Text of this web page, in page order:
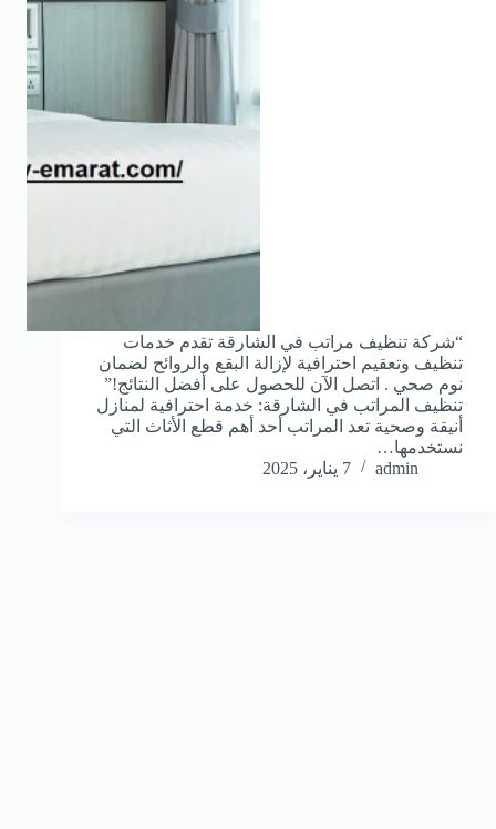
“شركة تنظيف مراتب في الشارقة تقدم خدمات
تنظيف وتعقيم احترافية لإزالة البقع والروائح لضمان
نوم صحي . اتصل الآن للحصول على أفضل النتائج!”
تنظيف المراتب في الشارقة: خدمة احترافية لمنازل
أنيقة وصحية تعد المراتب أحد أهم قطع الأثاث التي
نستخدمها…
admin
7 يناير، 2025